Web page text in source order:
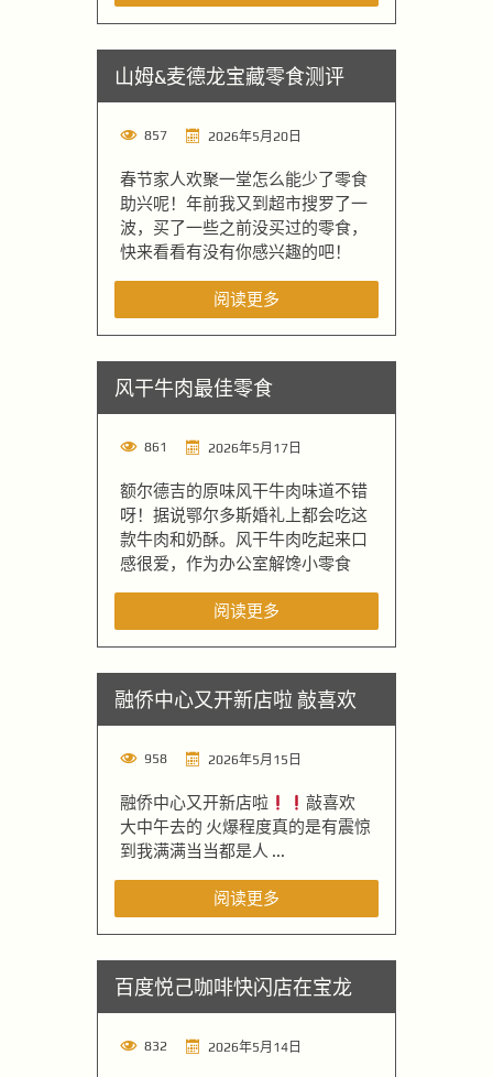
山姆&麦德龙宝藏零食测评
857 2026年5月20日
春节家人欢聚一堂怎么能少了零食
助兴呢！年前我又到超市搜罗了一
波，买了一些之前没买过的零食，
快来看看有没有你感兴趣的吧！
阅读更多
风干牛肉最佳零食
861 2026年5月17日
额尔德吉的原味风干牛肉味道不错
呀！据说鄂尔多斯婚礼上都会吃这
款牛肉和奶酥。风干牛肉吃起来口
感很爱，作为办公室解馋小零食
阅读更多
融侨中心又开新店啦 敲喜欢
958 2026年5月15日
融侨中心又开新店啦
敲喜欢
大中午去的 火爆程度真的是有震惊
到我满满当当都是人 ...
阅读更多
百度悦己咖啡快闪店在宝龙
832 2026年5月14日